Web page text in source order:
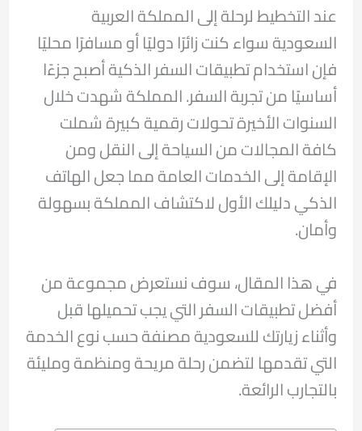
عند التخطيط لرحلة إلى المملكة العربية
السعودية سواء كنت زائرًا دوليًا أو مسافرًا محليًا
فإن استخدام تطبيقات السفر الذكية أصبح جزءًا
أساسيًا من تجربة السفر. المملكة شهدت خلال
السنوات الأخيرة تحولات رقمية كبيرة شملت
كافة المجالات من السياحة إلى النقل ومن
الإقامة إلى الخدمات العامة مما جعل الهاتف
الذكي دليلك الأول لاكتشاف المملكة بسهولة
وأمان.
في هذا المقال، سوف نستعرض مجموعة من
أفضل تطبيقات السفر التي يجب تحميلها قبل
وأثناء زيارتك للسعودية مصنفة حسب نوع الخدمة
التي تقدمها لتضمن رحلة مريحة ومنظمة ومليئة
بالتجارب الرائعة.